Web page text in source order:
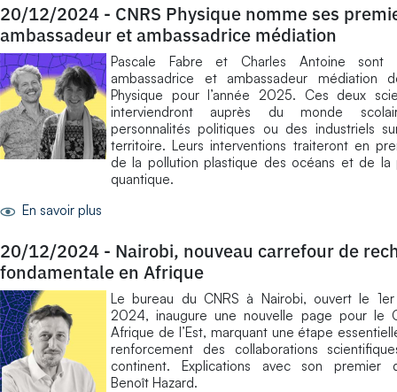
20/12/2024 - CNRS Physique nomme ses
ambassadeur et ambassadrice médiation
Pascale Fabre et Charles Antoine sont
ambassadrice et ambassadeur médiation
Physique pour l’année 2025. Ces deux
interviendront auprès du monde
personnalités politiques ou des industriels
territoire. Leurs interventions traiteront en
de la pollution plastique des océans et de la
quantique.
En savoir plus
20/12/2024 - Nairobi, nouveau carrefour de
fondamentale en Afrique
Le bureau du CNRS à Nairobi, ouvert le
2024, inaugure une nouvelle page pour le
Afrique de l’Est, marquant une étape
renforcement des collaborations
continent. Explications avec son premier
Benoît Hazard.